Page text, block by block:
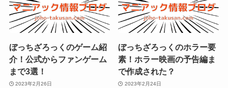
ぼっちざろっくのゲーム紹
介！公式からファンゲーム
まで3選！
2023年2月26日
ぼっちざろっくのホラー要
素！ホラー映画の予告編ま
で作成された？
2023年2月24日